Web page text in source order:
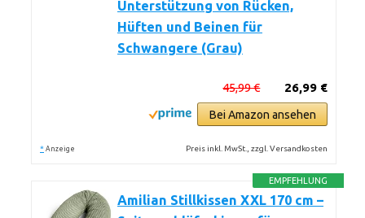
Unterstützung von Rücken,
Hüften und Beinen für
Schwangere (Grau)
26,99 €
45,99 €
Bei Amazon ansehen
* Anzeige Preis inkl. MwSt., zzgl. Versandkosten
EMPFEHLUNG
Amilian Stillkissen XXL 170 cm –